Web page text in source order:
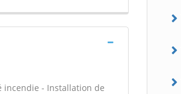
incendie - Installation de